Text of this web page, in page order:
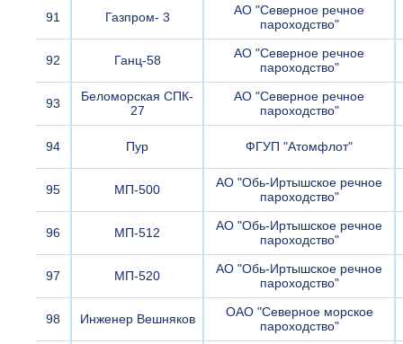
91 Газпром- 3
АО "Северное речное
пароходство"
92 Ганц-58
АО "Северное речное
пароходство"
93
Беломорская СПК-
27
АО "Северное речное
пароходство"
94 Пур ФГУП "Атомфлот"
95 МП-500
АО "Обь-Иртышское речное
пароходство"
96 МП-512
АО "Обь-Иртышское речное
пароходство"
97 МП-520
АО "Обь-Иртышское речное
пароходство"
98 Инженер Вешняков
ОАО "Северное морское
пароходство"